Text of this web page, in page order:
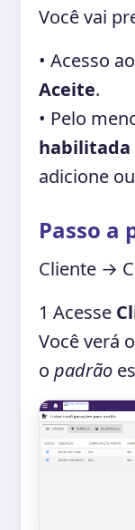
Você vai
• Acesso
Aceite.
• Pelo
habilitada
adicione
Passo a
Cliente →
1 Acesse
Você verá
o padrão